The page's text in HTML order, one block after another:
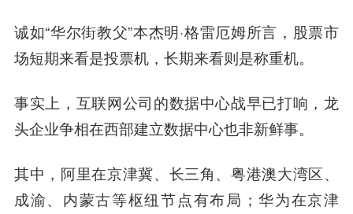
诚如“华尔街教父”本杰明·格雷厄姆所言，股票市
场短期来看是投票机，长期来看则是称重机。
事实上，互联网公司的数据中心战早已打响，龙
头企业争相在西部建立数据中心也非新鲜事。
其中，阿里在京津冀、长三角、粤港澳大湾区、
成渝、内蒙古等枢纽节点有布局；华为在京津